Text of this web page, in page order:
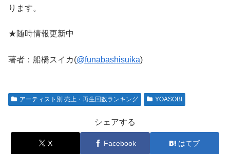
ります。
★随時情報更新中
著者：船橋スイカ(@funabashisuika)
アーティスト別 売上・再生回数ランキング YOASOBI
シェアする
X Facebook はてブ